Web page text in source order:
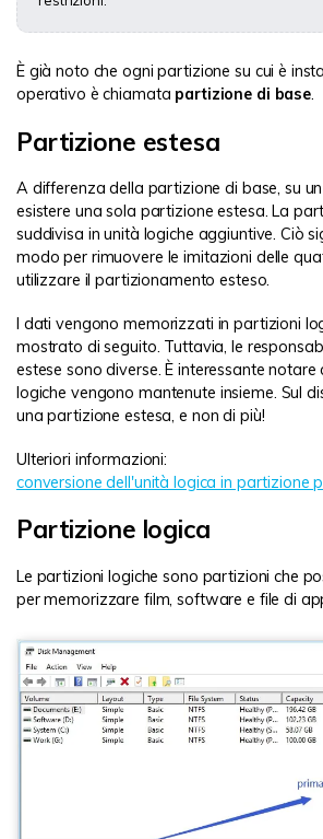
È già noto che ogni partizione su cui è
operativo è chiamata partizione di base.
Partizione estesa
A differenza della partizione di base, su
esistere una sola partizione estesa. La
suddivisa in unità logiche aggiuntive. Ciò
modo per rimuovere le imitazioni delle
utilizzare il partizionamento esteso.
I dati vengono memorizzati in partizioni
mostrato di seguito. Tuttavia, le
estese sono diverse. È interessante notare
logiche vengono mantenute insieme. Sul
una partizione estesa, e non di più!
Ulteriori informazioni:
conversione dell'unità logica in partizione
Partizione logica
Le partizioni logiche sono partizioni che
per memorizzare film, software e file di